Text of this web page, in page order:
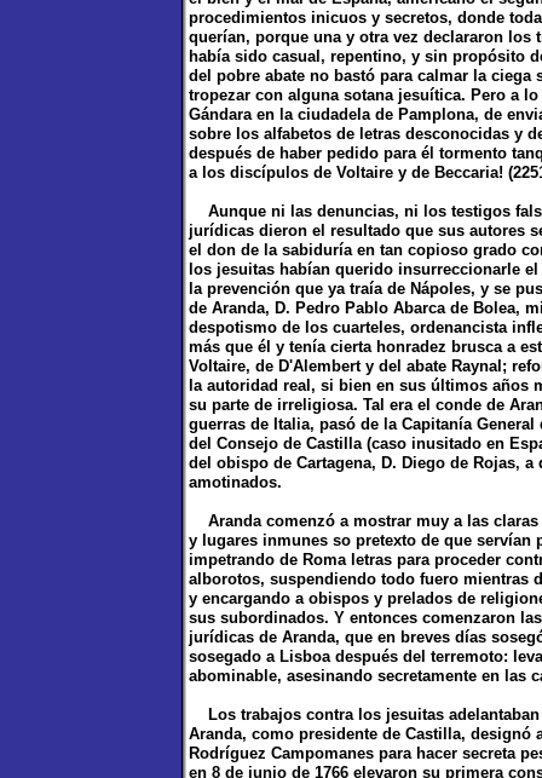
procedimientos inicuos y secretos, donde
querían, porque una y otra vez declararon los
había sido casual, repentino, y sin propósito
del pobre abate no bastó para calmar la
tropezar con alguna sotana jesuítica. Pero a
Gándara en la ciudadela de Pamplona, de
sobre los alfabetos de letras desconocidas y
después de haber pedido para él tormento
a los discípulos de Voltaire y de Beccaria!
Aunque ni las denuncias, ni los testigos
jurídicas dieron el resultado que sus autores
el don de la sabiduría en tan copioso grado
los jesuitas habían querido insurreccionarle
la prevención que ya traía de Nápoles, y se
de Aranda, D. Pedro Pablo Abarca de Bolea,
despotismo de los cuarteles, ordenancista
más que él y tenía cierta honradez brusca a
Voltaire, de D'Alembert y del abate Raynal;
la autoridad real, si bien en sus últimos años
su parte de irreligiosa. Tal era el conde de
guerras de Italia, pasó de la Capitanía
del Consejo de Castilla (caso inusitado en
del obispo de Cartagena, D. Diego de Rojas,
amotinados.
Aranda comenzó a mostrar muy a las
y lugares inmunes so pretexto de que
impetrando de Roma letras para proceder
alborotos, suspendiendo todo fuero mientras
y encargando a obispos y prelados de
sus subordinados. Y entonces comenzaron
jurídicas de Aranda, que en breves días
sosegado a Lisboa después del terremoto:
abominable, asesinando secretamente en las
Los trabajos contra los jesuitas
Aranda, como presidente de Castilla, designó
Rodríguez Campomanes para hacer secreta
en 8 de junio de 1766 elevaron su primera